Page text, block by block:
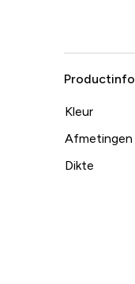
Kleur
Afmetingen
Dikte